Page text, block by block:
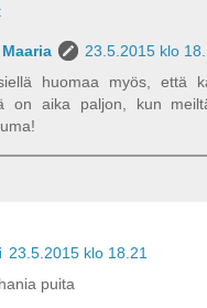
23.5.2015 klo
huomaa myös, että
on aika paljon, kun
23.5.2015 klo 18.21
puita